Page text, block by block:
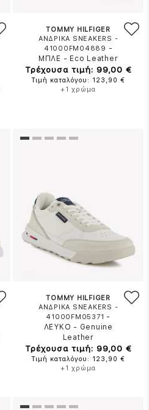
TOMMY HILFIGER
ΑΝΔΡΙΚΑ SNEAKERS -
41000FM04889 -
ΜΠΛΕ - Eco Leather
Τρέχουσα τιμή: 99,00 €
Τιμή καταλόγου: 123,90 €
+1 χρώμα
TOMMY HILFIGER
ΑΝΔΡΙΚΑ SNEAKERS -
41000FM05371 -
ΛΕΥΚΟ - Genuine
Leather
Τρέχουσα τιμή: 99,00 €
Τιμή καταλόγου: 123,90 €
+1 χρώμα